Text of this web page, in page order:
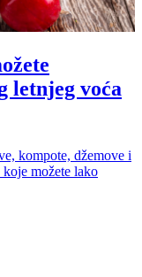
letnjeg voća
kompote, džemove i
možete lako